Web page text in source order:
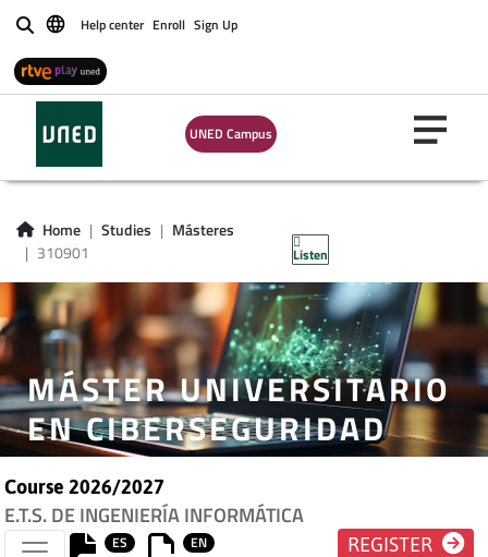
BuscarHelp center Enroll Sign Up
UNED Campus
Home Studies
Másteres
310901
Listen
MÁSTER UNIVERSITARIO
EN CIBERSEGURIDAD
Course 2026/2027
E.T.S. DE INGENIERÍA INFORMÁTICA
ES EN REGISTER